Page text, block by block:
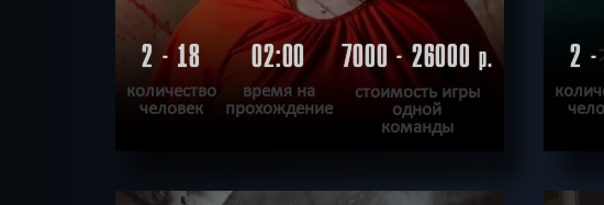
2 - 18
количество
человек
02:00
время на
прохождение
7000 - 26000р.
стоимость игры
одной
команды
2 -